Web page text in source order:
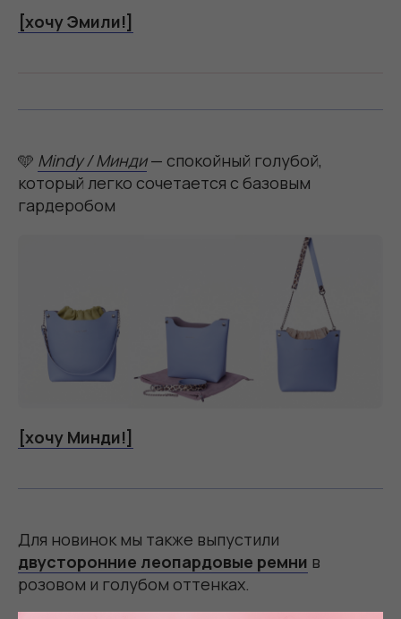
[хочу Эмили!]
🩵 Mindy / Минди— спокойный голубой,
который легко сочетается с базовым
гардеробом
[хочу Минди!]
Для новинок мы также выпустили
двусторонние леопардовые ремни в
розовом и голубом оттенках.